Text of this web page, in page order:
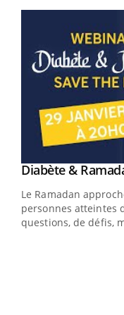
Youtube
Diabète &
Le Ramadan
personnes atteintes
questions, de défis,